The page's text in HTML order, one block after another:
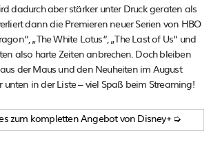
dadurch aber stärker unter Druck geraten als
dann die Premieren neuer Serien von HBO
„The White Lotus“, „The Last of Us“ und
also harte Zeiten anbrechen. Doch bleiben
der Maus und den Neuheiten im August
unten in der Liste – viel Spaß beim Streaming!
zum kompletten Angebot von Disney+ ➭